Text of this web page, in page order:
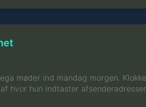
møder ind mandag morgen.
hvor hun indtaster